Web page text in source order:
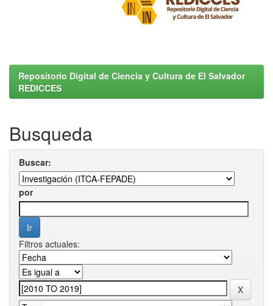
Repositorio Digital de Ciencia y Cultura de El Salvador
REDICCES
Busqueda
Buscar:
por
Filtros actuales: